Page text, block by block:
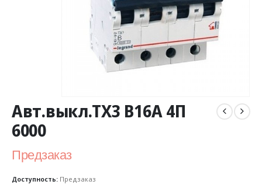
Авт.выкл.TX3 B16A 4П
6000
Предзаказ
Доступность: Предзаказ